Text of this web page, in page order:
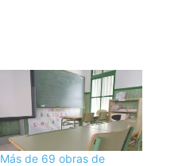
Más de 69 obras de